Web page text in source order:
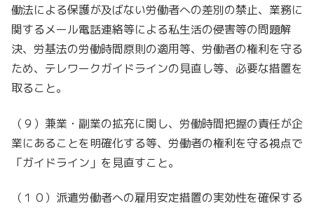
働法による保護が及ばない労働者への差別の禁止、業務に
関するメール電話連絡等による私生活の侵害等の問題解
決、労基法の労働時間原則の適用等、労働者の権利を守る
ため、テレワークガイドラインの見直し等、必要な措置を
取ること。
（９）兼業・副業の拡充に関し、労働時間把握の責任が企
業にあることを明確化する等、労働者の権利を守る視点で
「ガイドライン」を見直すこと。
（１０）派遣労働者への雇用安定措置の実効性を確保する